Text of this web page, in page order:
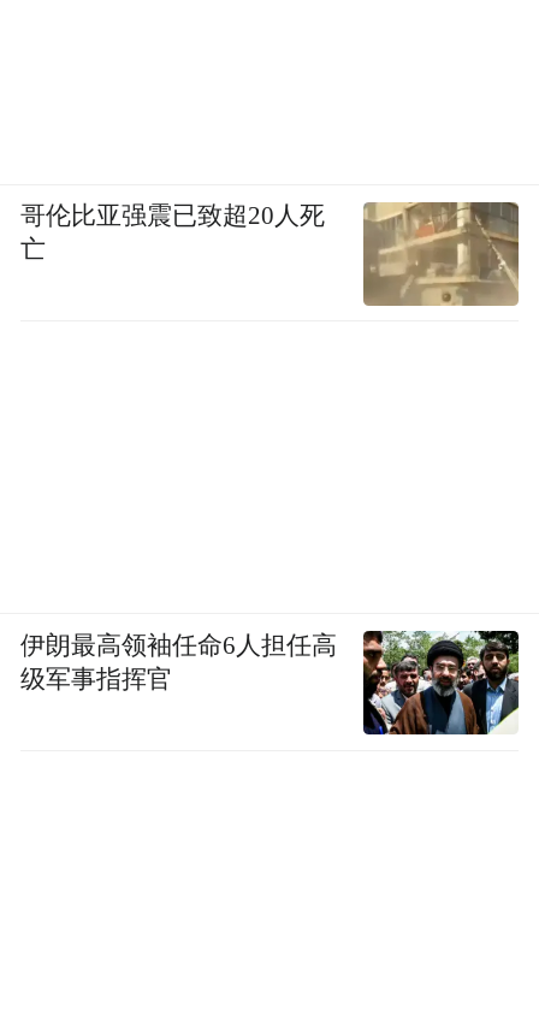
哥伦比亚强震已致超20人死
亡
伊朗最高领袖任命6人担任高
级军事指挥官